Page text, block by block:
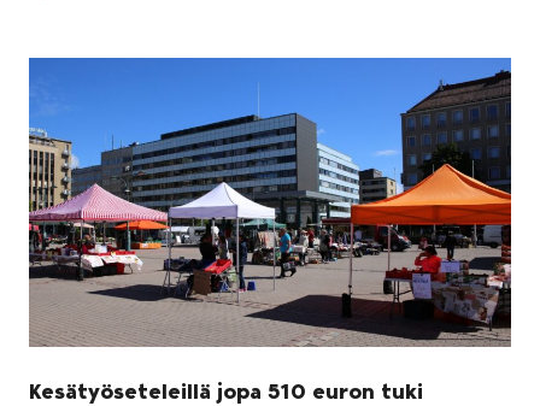
Kesätyöseteleillä jopa 510 euron tuki